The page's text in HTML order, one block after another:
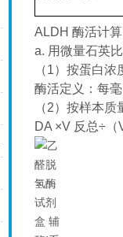
ALDH 酶活计
a. 用微量石英
（1）按蛋白浓
酶活定义：每
（2）按样本质
DA ×V 反总÷